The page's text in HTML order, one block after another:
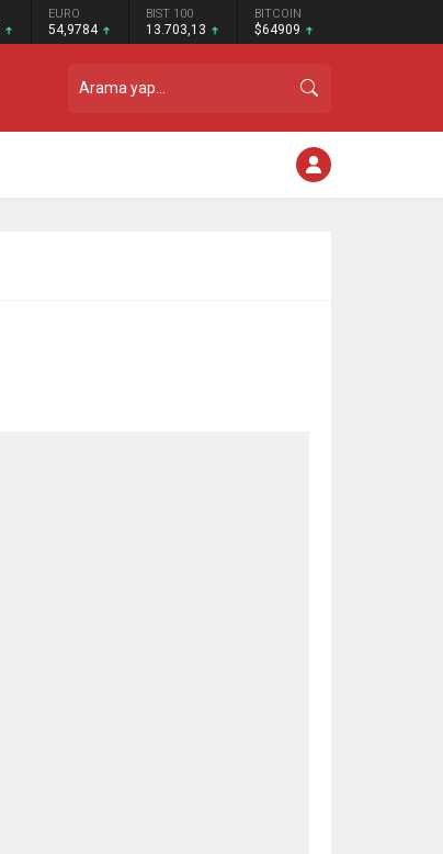
EURO
54,9784
BIST 100
13.703,13
BITCOIN
$64909